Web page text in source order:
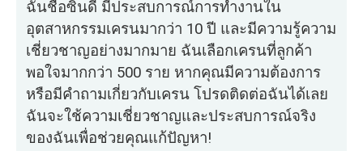
ฉันชื่อซินดี้ มีประสบการณ์การทำงานใน
อุตสาหกรรมเครนมากว่า 10 ปี และมีความรู้ความ
เชี่ยวชาญอย่างมากมาย ฉันเลือกเครนที่ลูกค้า
พอใจมากกว่า 500 ราย หากคุณมีความต้องการ
หรือมีคำถามเกี่ยวกับเครน โปรดติดต่อฉันได้เลย
ฉันจะใช้ความเชี่ยวชาญและประสบการณ์จริง
ของฉันเพื่อช่วยคุณแก้ปัญหา!